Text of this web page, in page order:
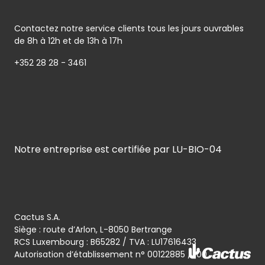
Contactez notre service clients tous les jours ouvrables
de 8h à 12h et de 13h à 17h
+352 28 28 - 3461
Cactus S.A.
Siège : route d’Arlon, L-8050 Bertrange
RCS Luxembourg : B65282 / TVA : LU17616433
Autorisation d’établissement n° 00122885 / 100
Notre entreprise est certifiée par LU-BIO-04